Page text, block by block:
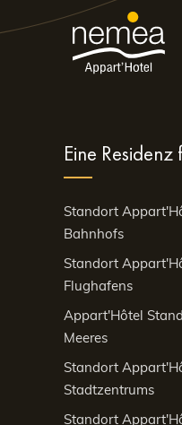
Eine Residenz
Standort
Bahnhofs
Standort
Flughafens
Appart'Hôtel
Meeres
Standort
Stadtzentrums
Standort